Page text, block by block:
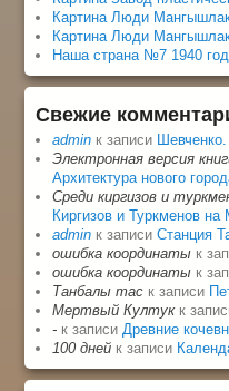
Картина Люди
Картина Люди
Наша страна №7 1940 год
Свежие
admin к записи Шевченко.
Электронная версия
Архитектура нового
Среди киргизов и
Киргизов и Туркменов
admin к записиСтанция
ошибка координаты к
ошибка координаты к
Танбалы тас к записи
Мертвый Култукк
- к записиДревние
100 дней к записи